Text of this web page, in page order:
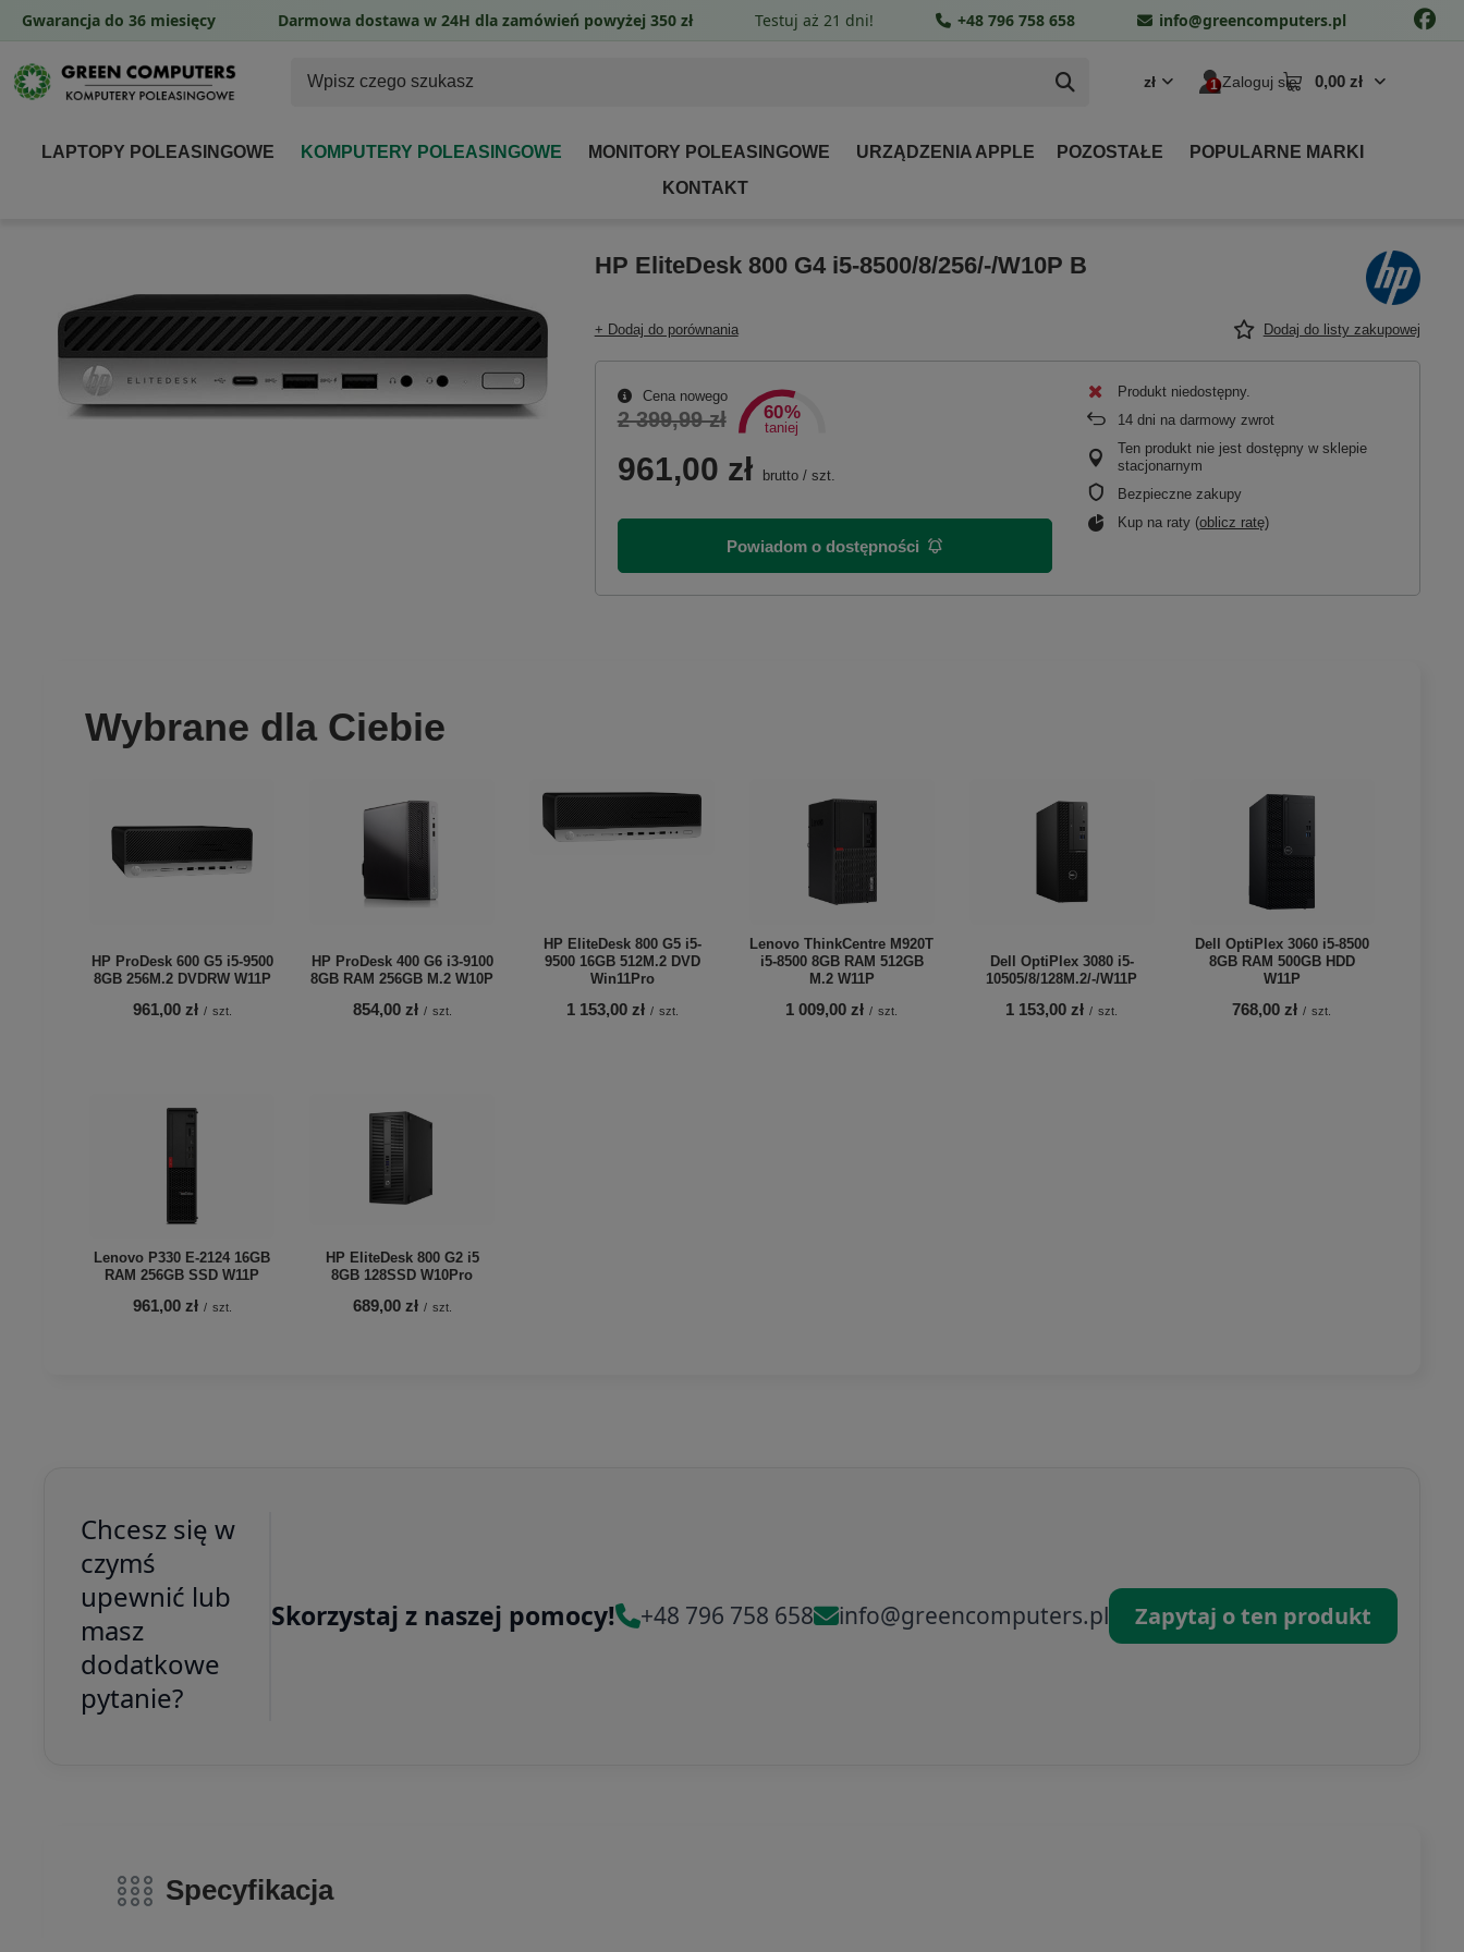
zł Zaloguj się 0,00 zł
LAPTOPY POLEASINGOWE KOMPUTERY POLEASINGOWE MONITORY POLEASINGOWE URZĄDZENIA APPLE POZOSTAŁE
POPULARNE MARKI
KONTAKT
HP EliteDesk 800 G4 i5-8500/8/256/-/W10P B
+ Dodaj do porównania Dodaj do listy zakupowej
Cena nowego
2 399,99 zł 60%
taniej
961,00 zł brutto/ szt.
Powiadom o dostępności
Produkt niedostępny
14 dni na darmowy zwrot
Ten produkt nie jest dostępny w sklepie
stacjonarnym
Bezpieczne zakupy
Kup na raty (oblicz ratę)
Wybrane dla Ciebie
HP ProDesk 600 G5 i5-9500
8GB 256M.2 DVDRW W11P
961,00 zł / szt.
HP ProDesk 400 G6 i3-9100
8GB RAM 256GB M.2 W10P
854,00 zł / szt.
HP EliteDesk 800 G5 i5-
9500 16GB 512M.2 DVD
Win11Pro
1 153,00 zł / szt.
Lenovo ThinkCentre M920T
i5-8500 8GB RAM 512GB
M.2 W11P
1 009,00 zł / szt.
Dell OptiPlex 3080 i5-
10505/8/128M.2/-/W11P
1 153,00 zł / szt.
Dell OptiPlex 3060 i5-8500
8GB RAM 500GB HDD
W11P
768,00 zł / szt.
Lenovo P330 E-2124 16GB
RAM 256GB SSD W11P
961,00 zł / szt.
HP EliteDesk 800 G2 i5
8GB 128SSD W10Pro
689,00 zł / szt.
Chcesz się w
czymś
upewnić lub
masz
dodatkowe
pytanie?
Skorzystaj z naszej pomocy! +48 796 758 658 info@greencomputers.pl Zapytaj o ten produkt
Specyfikacja
Gwarancja do 36 miesięcy Darmowa dostawa w 24H dla zamówień powyżej 350 zł Testuj aż 21 dni! +48 796 758 658 info@greencomputers.pl